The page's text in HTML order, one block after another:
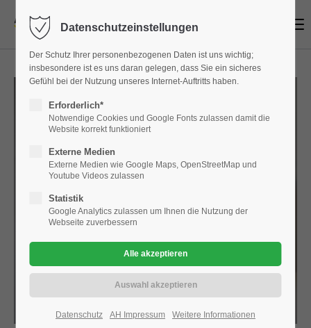
Login
Benutzername
Passwort
Anmelden
Lost your password?
Lorem ipsum dolor sit amet:
Datenschutzeinstellungen
Der Schutz Ihrer personenbezogenen Daten ist uns wichtig;
insbesondere ist es uns daran gelegen, dass Sie ein sicheres
Gefühl bei der Nutzung unseres Internet-Auftritts haben.
Erforderlich*
Notwendige Cookies und Google Fonts zulassen damit die
Website korrekt funktioniert
Externe Medien
Externe Medien wie Google Maps, OpenStreetMap und
Youtube Videos zulassen
Statistik
Google Analytics zulassen um Ihnen die Nutzung der
Webseite zuverbessern
Datenschutz AH Impressum Weitere Informationen